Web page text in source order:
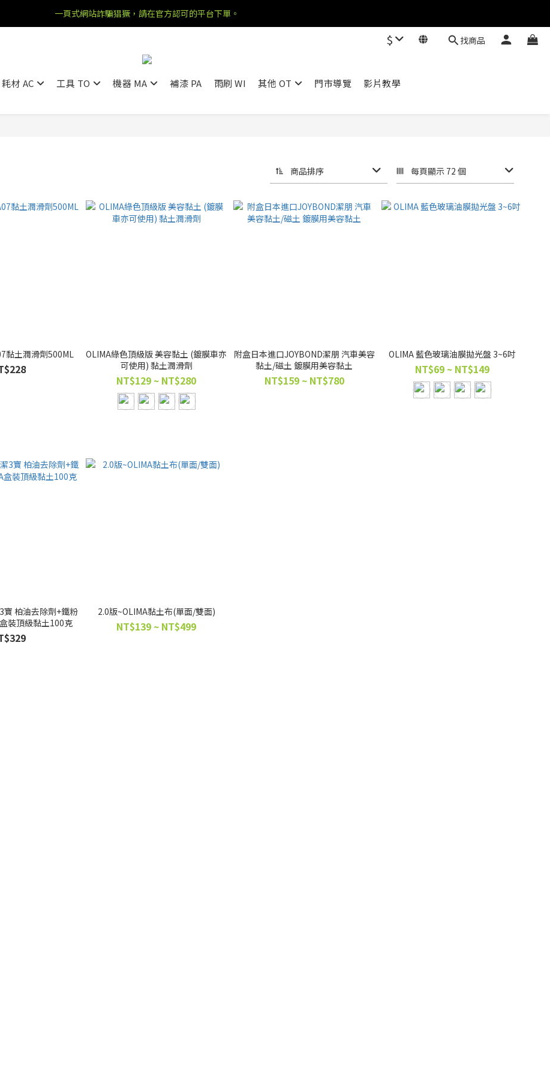
一頁式網站詐騙猖獗，請在官方認可的平台下單。
$ 找商品
耗材 AC 工具 TO 機器 MA 補漆 PA 雨刷 WI 其他 OT 門市導覽 影片教學
商品排序 每頁顯示 72 個
黏土潤滑劑500ML
OLIMA綠色頂級版 美容黏土 (鍍膜車亦
可使用) 黏土潤滑劑
NT$129 ~ NT$280
附盒日本進口JOYBOND潔朋 汽車美容
黏土/磁土 鍍膜用美容黏土
NT$159 ~ NT$780
OLIMA 藍色玻璃油膜拋光盤 3~6吋
NT$69 ~ NT$149
鐵粉
裝頂級黏土100克
2.0版~OLIMA黏土布(單面/雙面)
NT$139 ~ NT$499